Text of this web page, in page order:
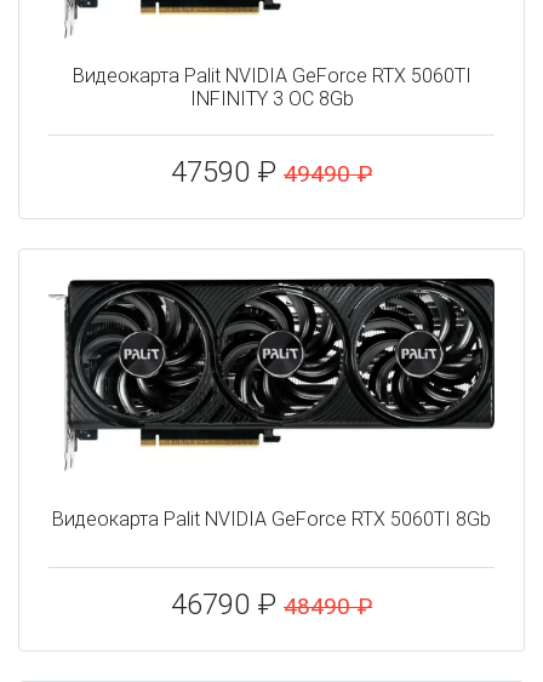
Видеокарта Palit NVIDIA GeForce RTX 5060TI
INFINITY 3 OC 8Gb
47590 ₽ 49490 ₽
Видеокарта Palit NVIDIA GeForce RTX 5060TI 8Gb
46790 ₽ 48490 ₽